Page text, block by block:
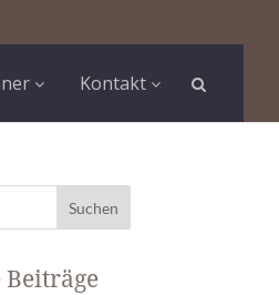
Kontakt
Beiträge